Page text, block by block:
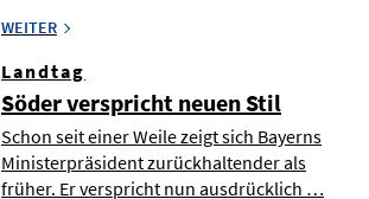
WEITER
Landtag
Söder verspricht neuen Stil
Schon seit einer Weile zeigt sich Bayerns
Ministerpräsident zurückhaltender als
früher. Er verspricht nun ausdrücklich …